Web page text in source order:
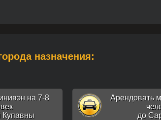
назначения:
на 7-8
Купавны
Арендовать
до